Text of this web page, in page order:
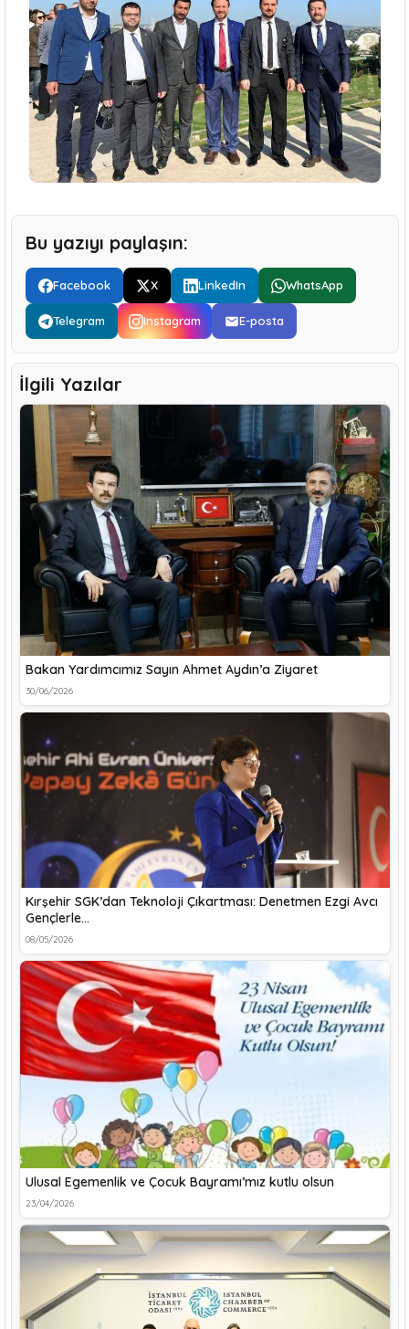
Bu yazıyı paylaşın:
Facebook X LinkedIn WhatsApp
Telegram Instagram E-posta
İlgili Yazılar
Bakan Yardımcımız Sayın Ahmet Aydın’a Ziyaret
30/06/2026
Kırşehir SGK’dan Teknoloji Çıkartması: Denetmen Ezgi Avcı
Gençlerle…
08/05/2026
Ulusal Egemenlik ve Çocuk Bayramı’mız kutlu olsun
23/04/2026